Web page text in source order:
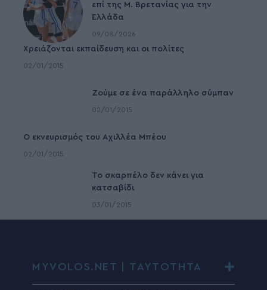
επί της Μ. Βρετανίας για την
Ελλάδα
09/08/2026
Χρειάζονται εκπαίδευση και οι πολίτες
02/01/2015
Ζούμε σε ένα παράλληλο σύμπαν
02/01/2015
Ο εκνευρισμός του Αχιλλέα Μπέου
02/01/2015
To σκαρπέλο δεν κάνει για
κατσαβίδι
03/01/2015
MYVOLOS.NET | ΤΑΥΤΟΤΗΤΑ